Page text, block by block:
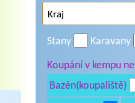
Stany Karavany
Koupání v kempu
Bazén(koupaliště)